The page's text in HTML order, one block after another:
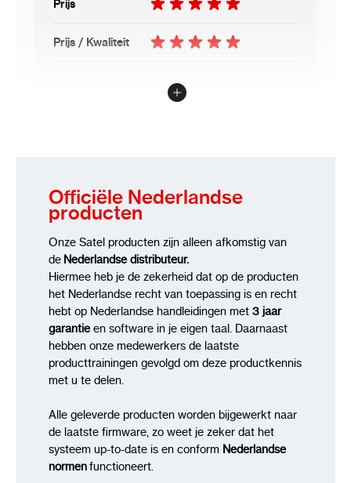
Prijs
Prijs / Kwaliteit
Uw waardering:
Prijs
Prijs / Kwaliteit
Kwaliteit
Uw naam
Samenvatting
Review
Review versturen
Officiële Nederlandse
producten
Onze Satel producten zijn alleen afkomstig van
de Nederlandse distributeur.
Hiermee heb je de zekerheid dat op de producten
het Nederlandse recht van toepassing is en recht
hebt op Nederlandse handleidingen met 3 jaar
garantieen software in je eigen taal. Daarnaast
hebben onze medewerkers de laatste
producttrainingen gevolgd om deze productkennis
met u te delen.
Alle geleverde producten worden bijgewerkt naar
de laatste firmware, zo weet je zeker dat het
systeem up-to-date is en conform Nederlandse
normenfunctioneert.